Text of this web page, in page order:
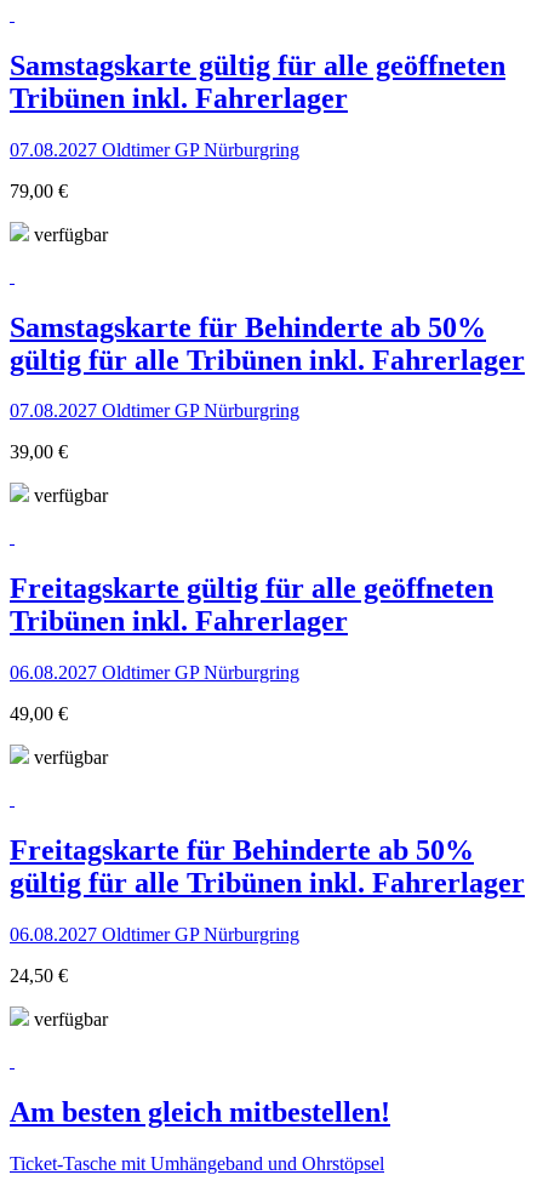
Samstagskarte gültig für alle geöffneten
Tribünen inkl. Fahrerlager
07.08.2027 Oldtimer GP Nürburgring
79,00 €
verfügbar
Samstagskarte für Behinderte ab 50%
gültig für alle Tribünen inkl. Fahrerlager
07.08.2027 Oldtimer GP Nürburgring
39,00 €
verfügbar
Freitagskarte gültig für alle geöffneten
Tribünen inkl. Fahrerlager
06.08.2027 Oldtimer GP Nürburgring
49,00 €
verfügbar
Freitagskarte für Behinderte ab 50%
gültig für alle Tribünen inkl. Fahrerlager
06.08.2027 Oldtimer GP Nürburgring
24,50 €
verfügbar
Am besten gleich mitbestellen!
Ticket-Tasche mit Umhängeband und Ohrstöpsel